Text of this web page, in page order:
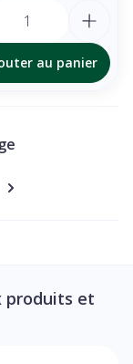
au panier
la page
produits et